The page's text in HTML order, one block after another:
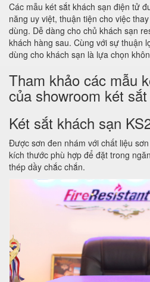
Các mẫu két sắt khách sạn điện tử
năng uy việt, thuận tiện cho việc
dùng. Dễ dàng cho chủ khách sạn
khách hàng sau. Cùng với sự thuận
dùng cho khách sạn là lựa chọn
Tham khảo các mẫu
của showroom két
Két sắt khách sạn
Được sơn đen nhám với chất liệu
kích thước phù hợp để đặt trong
thép dầy chắc chắn.